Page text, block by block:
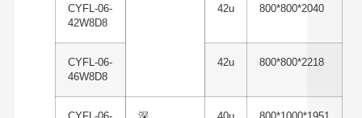
CYFL-06-
42W8D8
42u 800*800*2040
CYFL-06-
46W8D8
42u 800*800*2218